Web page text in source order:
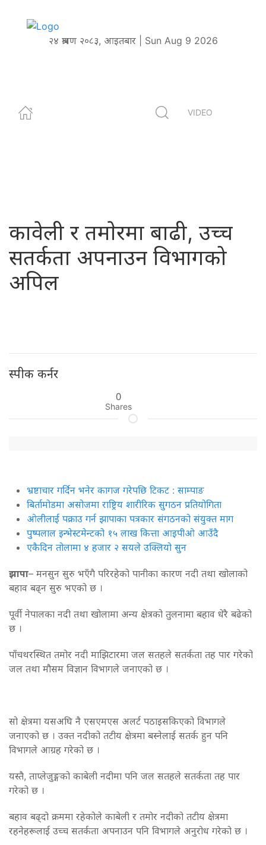
२४ श्रावण २०८३, आइतबार | Sun Aug 9 2026
VIDEO
कावेली र तमाेरमा बाढी, उच्च
सतर्कता अपनाउन विभागको
अपिल
स्पीक कर्नर
0
Shares
भ्रष्टाचार गर्दिन भनेर कागज गरेपछि टिकट : साम्पाङ
बिर्तामोडमा असोजमा राष्ट्रिय शारीरिक सुगठन प्रतियोगिता
ओलीलाई पक्राउ गर्न झापाका पत्रकार संगठनको संयुक्त माग
पुष्पलाल इन्भेस्टमेन्टको १५ लाख कित्ता आइपीओ आउँदै
एकैदिन तोलामा ४ हजार २ सयले उक्लियो सुन
झापा– मनसुन सुरु भएँगै परिरहेको पानीका कारण नदी तथा खोलाको
बहाव बढ्न सुरु भएको छ ।
पूर्वी नेपालका नदी तथा खोलामा अन्य क्षेत्रको तुलनामा बहाव धेरै बढेको
छ ।
पाँचथरस्थित तमोर नदी माझिटारमा जल सतहले सतर्कता तह पार गरेको
जल तथा मौसम विज्ञान विभागले जनाएको छ ।
सो क्षेत्रमा यसअघि नै एसएमएस अलर्ट पठाइसकिएको विभागले
जनाएको छ । उक्त नदीको तटीय क्षेत्रमा बस्नेलाई सतर्क हुन पनि
विभागले आग्रह गरेको छ ।
यस्तै, ताप्लेजुङ्गको काबेली नदीमा पनि जल सतहले सतर्कता तह पार
गरेको छ ।
बहाव बढ्दो क्रममा रहेकोले काबेली र तमोर नदीको तटीय क्षेत्रमा
रहनेहरूलाई उच्च सतर्कता अपनाउन पनि विभागले अनुरोध गरेको छ ।